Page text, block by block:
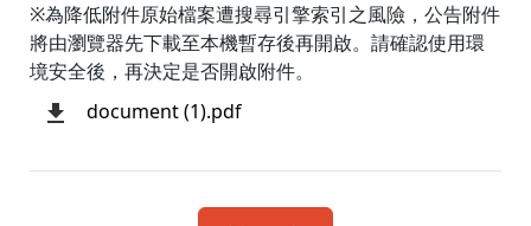
※為降低附件原始檔案遭搜尋引擎索引之風險，公告附件
將由瀏覽器先下載至本機暫存後再開啟。請確認使用環
境安全後，再決定是否開啟附件。
document (1).pdf